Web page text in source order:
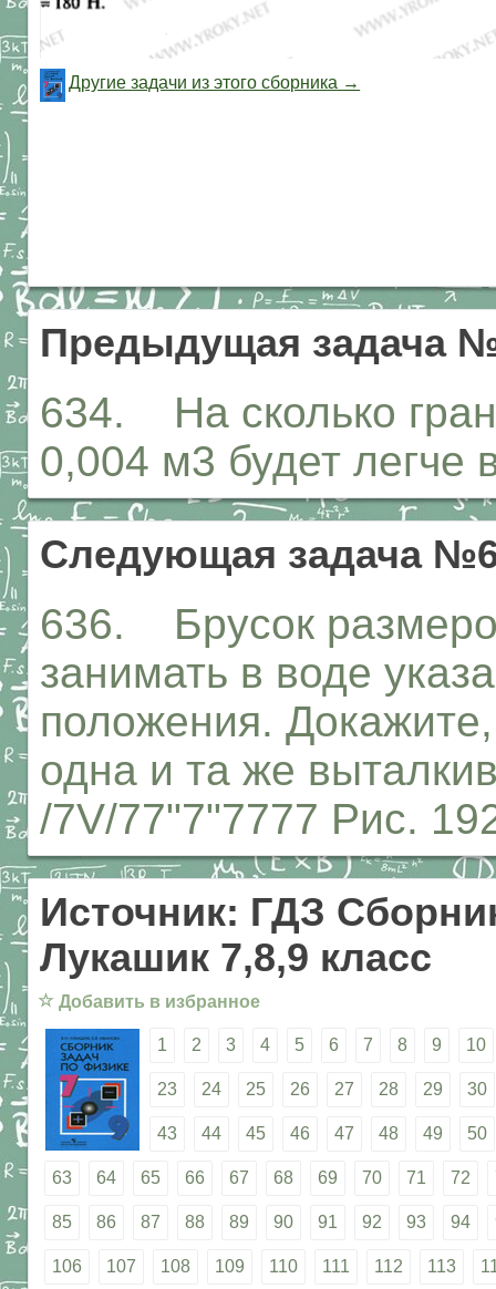
Другие задачи из этого сборника →
Предыдущая задача
634. На сколько
0,004 м3 будет легче
Следующая задача
636. Брусок
занимать в воде
положения.
одна и та же
/7V/77"7"7777 Рис.
Источник: ГДЗ
Лукашик 7,8,9 класс
☆ Добавить в избранное
1 2 3 4 5 6 7 8 9 10
23 24 25 26 27 28 29 30
43 44 45 46 47 48 49 50
63 64 65 66 67 68 69 70 71 72
85 86 87 88 89 90 91 92 93 94
106 107 108 109 110 111 112 113